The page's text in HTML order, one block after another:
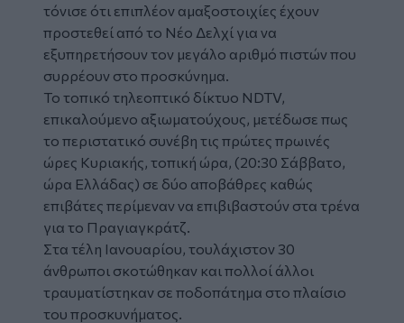
τόνισε ότι επιπλέον αμαξοστοιχίες έχουν
προστεθεί από το Νέο Δελχί για να
εξυπηρετήσουν τον μεγάλο αριθμό πιστών που
συρρέουν στο προσκύνημα.
Το τοπικό τηλεοπτικό δίκτυο NDTV,
επικαλούμενο αξιωματούχους, μετέδωσε πως
το περιστατικό συνέβη τις πρώτες πρωινές
ώρες Κυριακής, τοπική ώρα, (20:30 Σάββατο,
ώρα Ελλάδας) σε δύο αποβάθρες καθώς
επιβάτες περίμεναν να επιβιβαστούν στα τρένα
για το Πραγιαγκράτζ.
Στα τέλη Ιανουαρίου, τουλάχιστον 30
άνθρωποι σκοτώθηκαν και πολλοί άλλοι
τραυματίστηκαν σε ποδοπάτημα στο πλαίσιο
του προσκυνήματος.